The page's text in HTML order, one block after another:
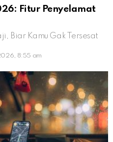
Fitur Penyelamat
Biar Kamu Gak Tersesat
8:55 am